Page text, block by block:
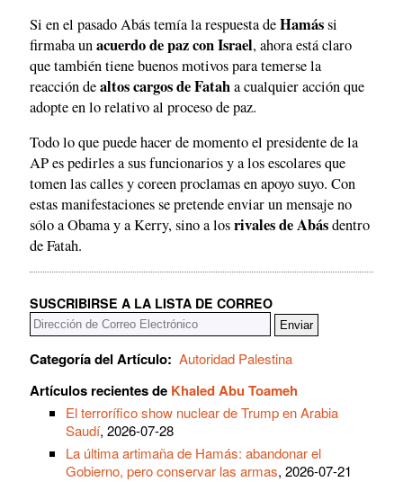
Si en el pasado Abás temía la respuesta deHamássi
firmaba unacuerdo de paz con Israel, ahora está claro
que también tiene buenos motivos para temerse la
reacción dealtos cargos de Fataha cualquier acción que
adopte en lo relativo al proceso de paz.
Todo lo que puede hacer de momento el presidente de la
AP es pedirles a sus funcionarios y a los escolares que
tomen las calles y coreen proclamas en apoyo suyo. Con
estas manifestaciones se pretende enviar un mensaje no
sólo a Obama y a Kerry, sino a losrivales de Abásdentro
de Fatah.
SUSCRIBIRSE A LA LISTA DE CORREO
Categoría del Artículo: Autoridad Palestina
Artículos recientes de Khaled Abu Toameh
El terrorífico show nuclear de Trump en Arabia
Saudí, 2026-07-28
La última artimaña de Hamás: abandonar el
Gobierno, pero conservar las armas, 2026-07-21